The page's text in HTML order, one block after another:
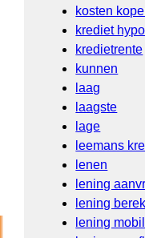
kosten
krediet
kredietrente
kunnen
laag
laagste
lage
leemans
lenen
lening
lening
lening